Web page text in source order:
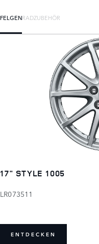
FELGENRADZUBEHÖR
17" STYLE 1005
LR073511
ENTDECKEN